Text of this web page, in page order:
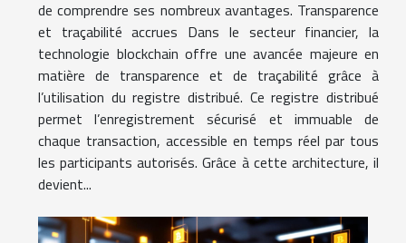
de comprendre ses nombreux avantages. Transparence
et traçabilité accrues Dans le secteur financier, la
technologie blockchain offre une avancée majeure en
matière de transparence et de traçabilité grâce à
l’utilisation du registre distribué. Ce registre distribué
permet l’enregistrement sécurisé et immuable de
chaque transaction, accessible en temps réel par tous
les participants autorisés. Grâce à cette architecture, il
devient...